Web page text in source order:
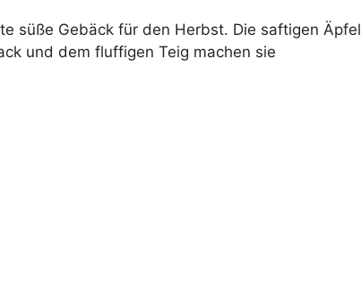
süße Gebäck für den Herbst. Die saftigen Äpfel
und dem fluffigen Teig machen sie